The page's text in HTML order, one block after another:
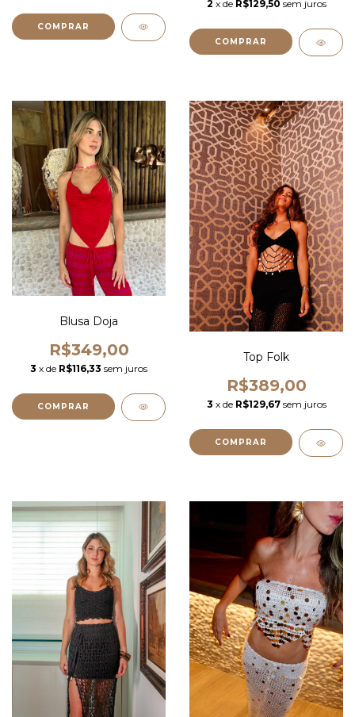
COMPRAR
2 x de R$129,50 sem juros
COMPRAR
Blusa Doja
R$349,00
3 x de R$116,33 sem juros
COMPRAR
Top Folk
R$389,00
3 x de R$129,67 sem juros
COMPRAR